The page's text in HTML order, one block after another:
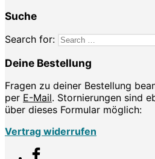
Suche
Search for:
Deine Bestellung
Fragen zu deiner Bestellung
per E-Mail. Stornierungen sind
über dieses Formular möglich:
Vertrag widerrufen